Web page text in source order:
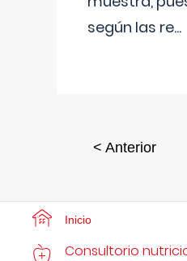
según las re...
< Anterior
Inicio
Consultorio